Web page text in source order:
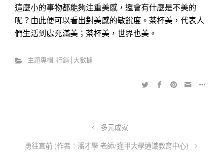
這麼小的事物都能夠注重美感，還會有什麼是不美的
呢？由此便可以看出對美感的敏銳度。茶杯美，代表人
們生活到處充滿美；茶杯美，世界也美。
主題專欄 , 行銷│大數據
多元成家
勇往直前 (作者：潘才學 老師/逢甲大學通識教育中心)